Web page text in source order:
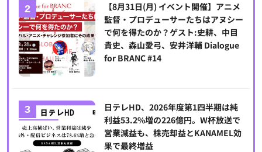
【8月31日(月) イベント開催】アニメ
監督・プロデューサーたちはアヌシー
で何を得たのか？ゲスト:史耕、中目
貴史、森山愛弓、安井洋輔 Dialogue
for BRANC #14
日テレHD、2026年度第1四半期は純
利益53.2%増の226億円。W杯放送で
営業減益も、株売却益とKANAMEL効
果で最終増益